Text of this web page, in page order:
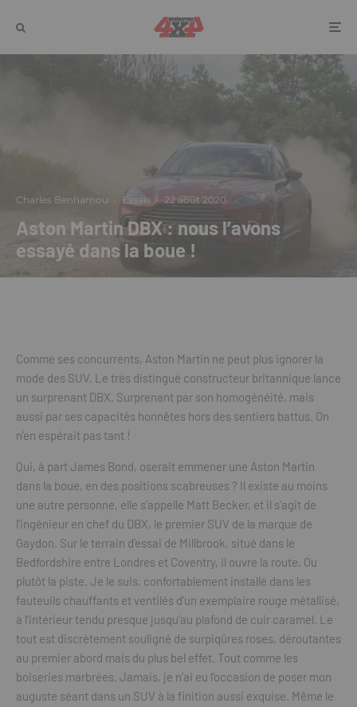
Charles Benhamou · Essais · 22 août 2020
Aston Martin DBX : nous l’avons
essayé dans la boue !
Comme ses concurrents, Aston Martin ne peut plus ignorer la
mode des SUV. Le très distingué constructeur britannique lance
un surprenant DBX. Surprenant par son homogénéité, mais
aussi par ses capacités honnêtes hors des sentiers battus. On
n’en espérait pas tant !
Qui, à part James Bond, oserait emmener une Aston Martin
dans la boue, en des positions scabreuses ? Il existe au moins
une autre personne, elle s’appelle Matt Becker, et il s’agit de
l’ingénieur en chef du DBX, le premier SUV de la marque de
Gaydon. Sur le terrain d’essai de Millbrook, situé dans le
Bedfordshire entre Londres et Coventry, il ouvre la route. Ou
plutôt la piste. Je le suis, confortablement installé dans les
fauteuils chauffants et ventilés d’un exemplaire rouge métallisé,
à l’intérieur tendu presque jusqu’au plafond de cuir caramel. Le
tout est discrètement souligné de surpiqûres roses, déroutantes
au premier abord mais du plus bel effet. Tout comme les
boiseries marbrées. Jamais, je n’ai eu l’occasion de poser mon
auguste séant dans un SUV à la finition aussi exquise. Même le